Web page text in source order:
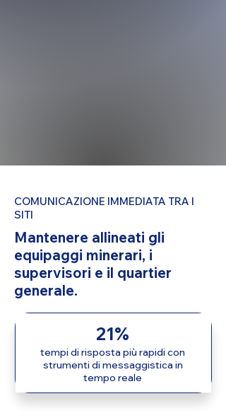
COMUNICAZIONE IMMEDIATA TRA I
SITI
Mantenere allineati gli
equipaggi minerari, i
supervisori e il quartier
generale.
21%
tempi di risposta più rapidi con
strumenti di messaggistica in
tempo reale